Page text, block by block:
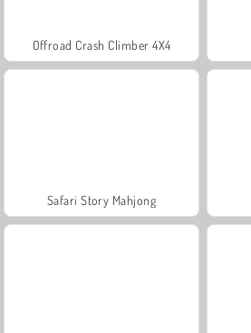
Offroad Crash Climber 4X4
Safari Story Mahjong